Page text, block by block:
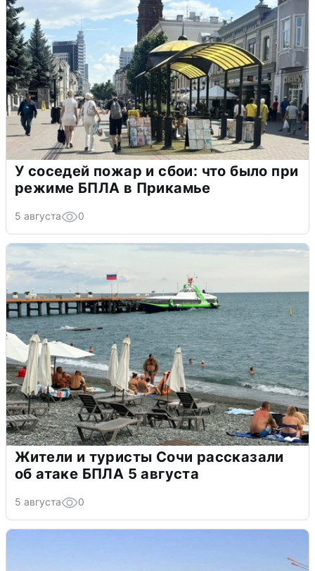
У соседей пожар и сбои: что было при
режиме БПЛА в Прикамье
5 августа 0
Жители и туристы Сочи рассказали
об атаке БПЛА 5 августа
5 августа 0